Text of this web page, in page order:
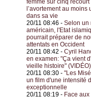
femme sur cinq recourt
l’avortement au moins
dans sa vie
20/11 08:46 - Selon un
américain, l'Etat
pourrait préparer de
attentats en Occident
20/11 08:42 - Cyril
en examen: "Ça vient
vieille histoire" (VIDÉO)
20/11 08:30 - "Les
un film d'une intensité
exceptionnelle
20/11 08:19 - Face aux